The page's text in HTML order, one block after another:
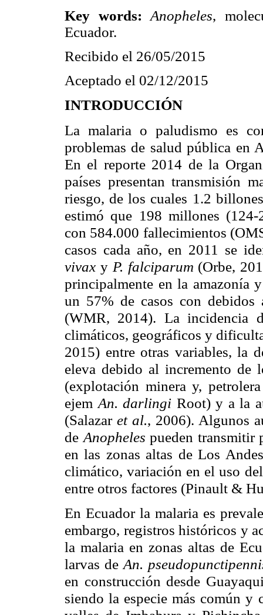
Key words:Anopheles,
Ecuador.
Recibido el 26/05/2015
Aceptado el 02/12/2015
INTRODUCCIÓN
La malaria o paludismo es
problemas de salud pública en
En el reporte 2014 de la
países presentan transmisión
riesgo, de los cuales 1.2
estimó que 198 millones
con 584.000 fallecimientos
casos cada año, en 2011 se
vivax y P. falciparum (Orbe,
principalmente en la amazonía
un 57% de casos con
(WMR, 2014). La incidencia
climáticos, geográficos y
2015) entre otras variables, la
eleva debido al incremento de
(explotación minera y,
ejem An. darlingi Root) y a la
(Salazar et al., 2006). Algunos
de Anophelespueden transmitir
en las zonas altas de Los
climático, variación en el uso
entre otros factores (Pinault &
En Ecuador la malaria es
embargo, registros históricos y
la malaria en zonas altas de
larvas de An.
en construcción desde
siendo la especie más común